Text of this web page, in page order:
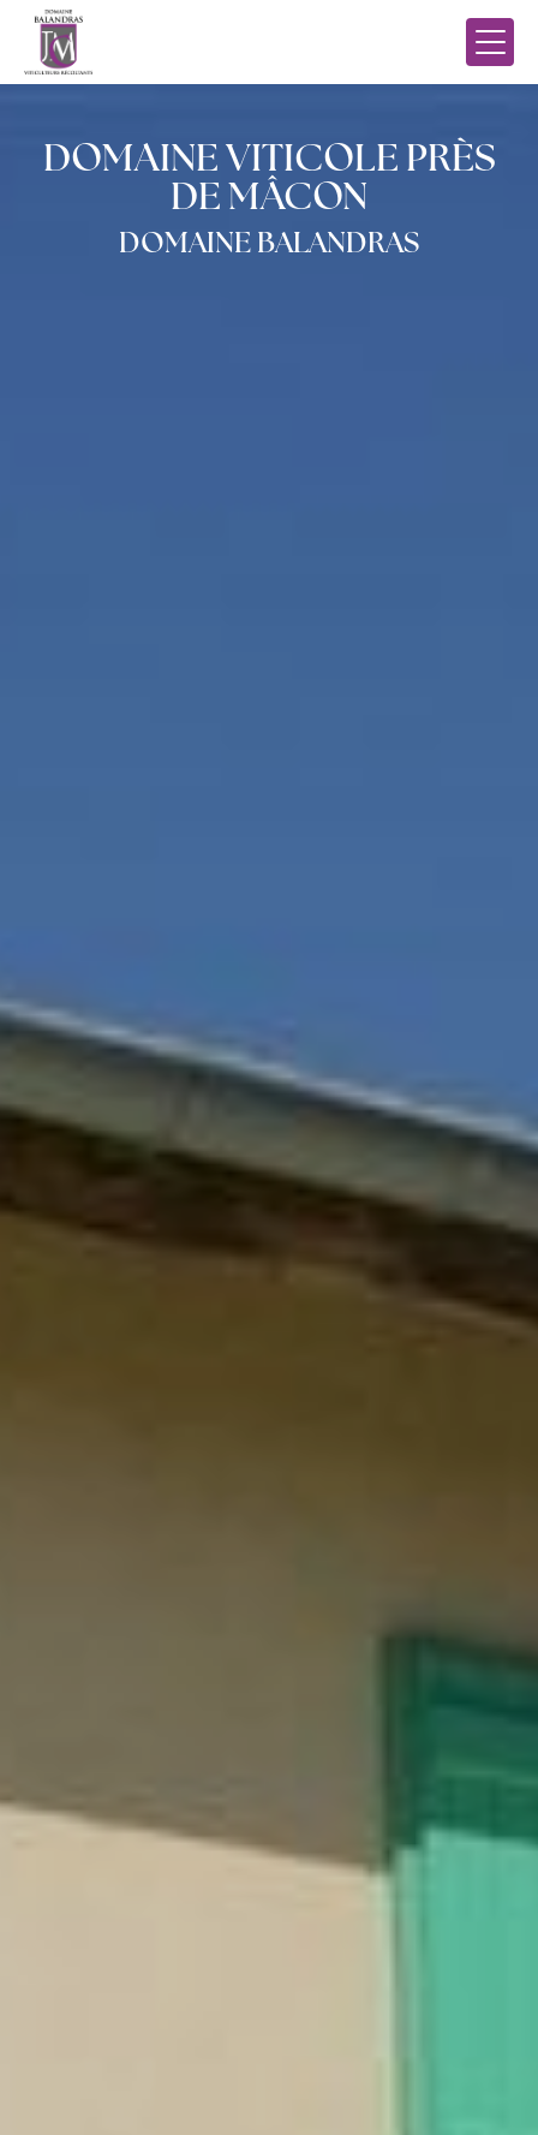
DOMAINE VITICOLE PRÈS
DE MÂCON
DOMAINE BALANDRAS
Panneau de gestion des cookies